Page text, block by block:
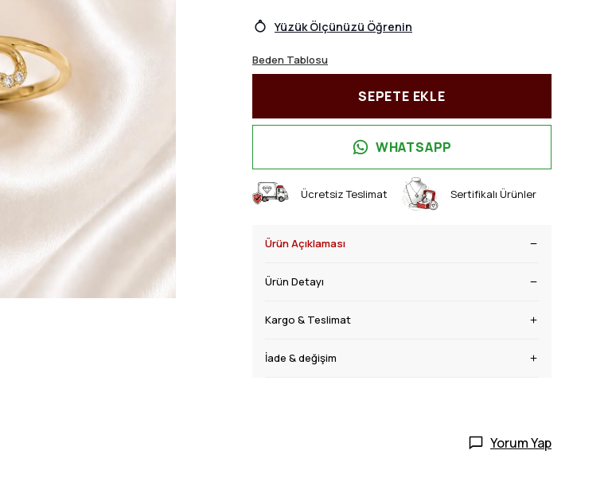
Yüzük Ölçünüzü Öğrenin
Beden Tablosu
SEPETE EKLE
WHATSAPP
Ücretsiz Teslimat Sertifikalı Ürünler
Ürün Açıklaması
Ürün Detayı
Kargo & Teslimat
İade & değişim
Yorum Yap